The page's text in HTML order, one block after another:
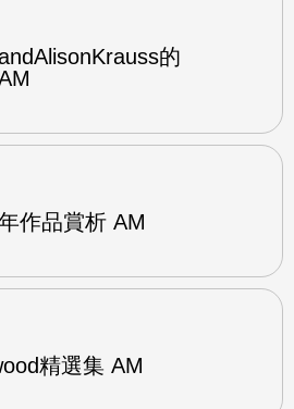
的
作品賞析 AM
精選集 AM